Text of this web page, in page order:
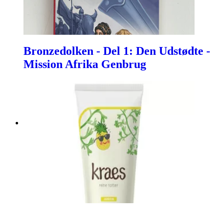
Bronzedolken - Del 1: Den Udstødte -
Mission Afrika Genbrug